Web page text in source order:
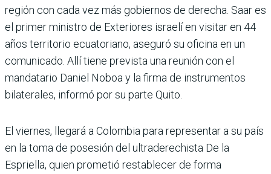
región con cada vez más gobiernos de derecha. Saar es
el primer ministro de Exteriores israelí en visitar en 44
años territorio ecuatoriano, aseguró su oficina en un
comunicado. Allí tiene prevista una reunión con el
mandatario Daniel Noboa y la firma de instrumentos
bilaterales, informó por su parte Quito.
El viernes, llegará a Colombia para representar a su país
en la toma de posesión del ultraderechista De la
Espriella, quien prometió restablecer de forma